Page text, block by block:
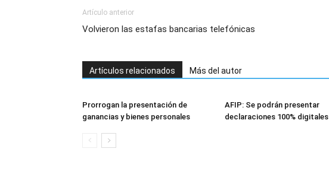
Artículo anterior
Volvieron las estafas bancarias telefónicas
Artículos relacionados Más del autor
Prorrogan la presentación de
ganancias y bienes personales
AFIP: Se podrán presentar
declaraciones 100% digitales